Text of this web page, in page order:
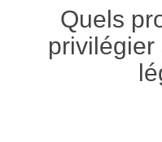
Quels
privilégier